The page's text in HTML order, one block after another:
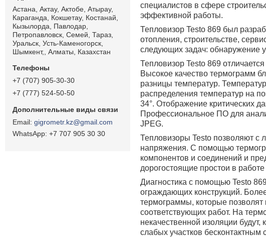
специалистов в сфере
эффективной работы.
Тепловизор Testo 869 был
отопления, строительстве,
следующих задач: обнаружение
Тепловизор Testo 869
Высокое качество термограмм
разницы температур.
распределения температур на
34°. Отображение критических
Профессиональное ПО для
JPEG.
Тепловизоры Testo позволяют с
напряжения. С помощью
компонентов и соединений и
дорогостоящие простои в работе
Диагностика с помощью Testo
ограждающих конструкций.
термограммы, которые позволят
соответствующих работ. На
некачественной изоляции
слабых участков бесконтактным
Астана, Актау, Актобе, Атырау,
Караганда, Кокшетау, Костанай,
Кызылорда, Павлодар,
Петропавловск, Семей, Тараз,
Уральск, Усть-Каменогорск,
Шымкент,, Алматы, Казахстан
+7 (707) 905-30-30
+7 (777) 524-50-50
gigrometr.kz@gmail.com
+7 707 905 30 30